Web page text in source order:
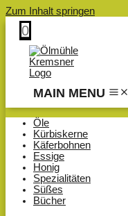
Zum Inhalt springen
0
MAIN MENU
Öle
Kürbiskerne
Käferbohnen
Essige
Honig
Spezialitäten
Süßes
Bücher